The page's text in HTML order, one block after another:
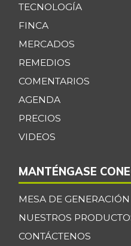
TECNOLOGÍA
FINCA
MERCADOS
REMEDIOS
COMENTARIOS
AGENDA
PRECIOS
VIDEOS
MANTÉNGASE
MESA DE
NUESTROS
CONTÁCTENOS